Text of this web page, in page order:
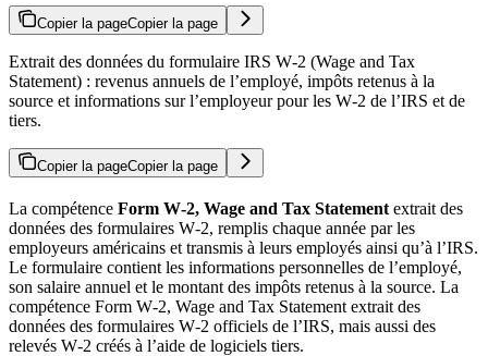
Copier la pageCopier la page
Extrait des données du formulaire IRS W‑2 (Wage and Tax
Statement) : revenus annuels de l’employé, impôts retenus à la
source et informations sur l’employeur pour les W‑2 de l’IRS et de
tiers.
Copier la pageCopier la page
La compétence Form W‑2, Wage and Tax Statement extrait des
données des formulaires W‑2, remplis chaque année par les
employeurs américains et transmis à leurs employés ainsi qu’à l’IRS.
Le formulaire contient les informations personnelles de l’employé,
son salaire annuel et le montant des impôts retenus à la source. La
compétence Form W‑2, Wage and Tax Statement extrait des
données des formulaires W‑2 officiels de l’IRS, mais aussi des
relevés W‑2 créés à l’aide de logiciels tiers.